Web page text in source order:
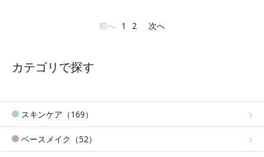
前へ 1 2 次へ
カテゴリで探す
スキンケア（169）
ベースメイク（52）